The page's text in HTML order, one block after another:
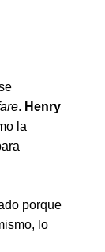
. Henry
la
porque
lo